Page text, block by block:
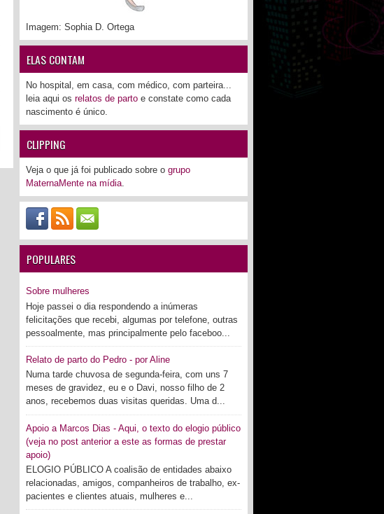
Imagem: Sophia D. Ortega
ELAS CONTAM
No hospital, em casa, com médico, com parteira...
leia aqui os relatos de parto e constate como cada
nascimento é único.
CLIPPING
Veja o que já foi publicado sobre o grupo
MaternaMente na mídia.
POPULARES
Sobre mulheres
Hoje passei o dia respondendo a inúmeras
felicitações que recebi, algumas por telefone, outras
pessoalmente, mas principalmente pelo faceboo...
Relato de parto do Pedro - por Aline
Numa tarde chuvosa de segunda-feira, com uns 7
meses de gravidez, eu e o Davi, nosso filho de 2
anos, recebemos duas visitas queridas. Uma d...
Apoio a Marcos Dias - Aqui, o texto do elogio público
(veja no post anterior a este as formas de prestar
apoio)
ELOGIO PÚBLICO A coalisão de entidades abaixo
relacionadas, amigos, companheiros de trabalho, ex-
pacientes e clientes atuais, mulheres e...